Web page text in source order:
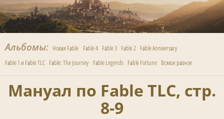
Альбомы Новая Fable Fable 4 Fable 3 Fable 2 Fable Anniversary
Fable 1 и Fable TLC Fable: The Journey Fable Legends Fable Fortune Всякое разное
Мануал по Fable TLC, стр.
8-9